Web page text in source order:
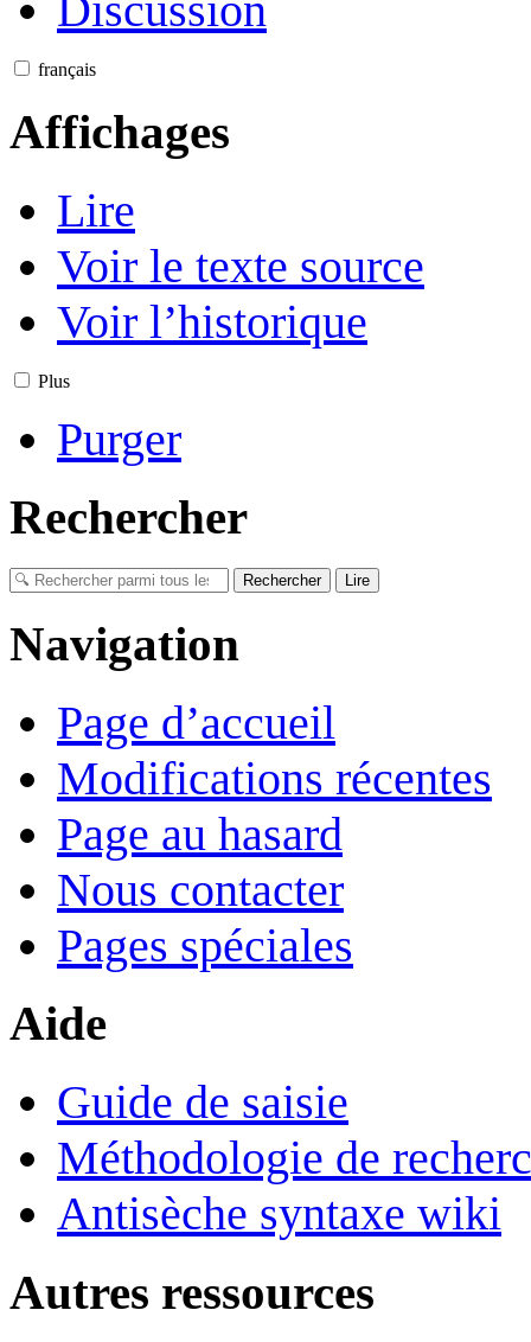
français
Affichages
Lire
Voir le texte source
Voir l’historique
Plus
Purger
Rechercher
Navigation
Page d’accueil
Modifications récentes
Page au hasard
Nous contacter
Pages spéciales
Aide
Guide de saisie
Méthodologie de
Antisèche syntaxe wiki
Autres ressources